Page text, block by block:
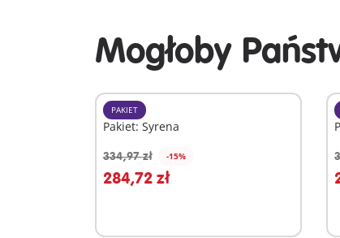
Mogłoby
PAKIET
Pakiet: Syrena
334,97 zł -15%
284,72 zł
Dodaj do koszyka